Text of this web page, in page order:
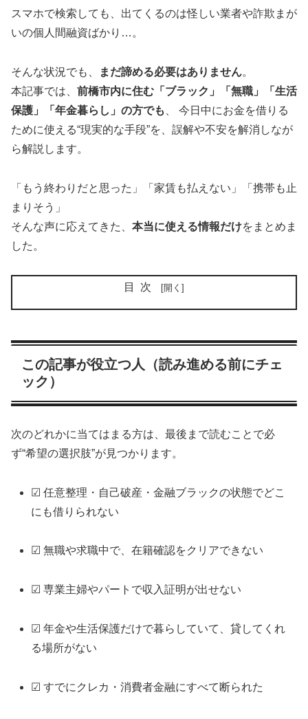
スマホで検索しても、出てくるのは怪しい業者や詐欺まが
いの個人間融資ばかり…。
そんな状況でも、 まだ諦める必要はありません。
本記事では、 前橋市内に住む「ブラック」「無職」「生活
保護」「年金暮らし」の方でも
、 今日中にお金を借りる
ために使える“現実的な手段”を、誤解や不安を解消しなが
ら解説します。
「もう終わりだと思った」「家賃も払えない」「携帯も止
まりそう」
そんな声に応えてきた、 本当に使える情報だけをまとめま
した。
目次
この記事が役立つ人（読み進める前にチェ
ック）
次のどれかに当てはまる方は、最後まで読むことで必
ず“希望の選択肢”が見つかります。
☑ 任意整理・自己破産・金融ブラックの状態でどこ
にも借りられない
☑ 無職や求職中で、在籍確認をクリアできない
☑ 専業主婦やパートで収入証明が出せない
☑ 年金や生活保護だけで暮らしていて、貸してくれ
る場所がない
☑ すでにクレカ・消費者金融にすべて断られた